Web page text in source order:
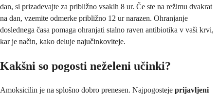
dan, si prizadevajte za približno vsakih 8 ur. Če ste na režimu dvakrat
na dan, vzemite odmerke približno 12 ur narazen. Ohranjanje
doslednega časa pomaga ohranjati stalno raven antibiotika v vaši krvi,
kar je način, kako deluje najučinkoviteje.
Kakšni so pogosti neželeni učinki?
Amoksicilin je na splošno dobro prenesen. Najpogosteje prijavljeni